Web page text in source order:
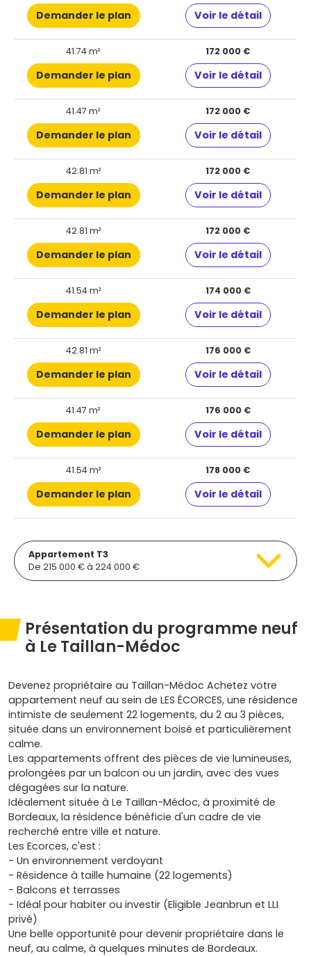
Demander le plan Voir le détail
41.74 m² 172 000 €
Demander le plan Voir le détail
41.47 m² 172 000 €
Demander le plan Voir le détail
42.81 m² 172 000 €
Demander le plan Voir le détail
42.81 m² 172 000 €
Demander le plan Voir le détail
41.54 m² 174 000 €
Demander le plan Voir le détail
42.81 m² 176 000 €
Demander le plan Voir le détail
41.47 m² 176 000 €
Demander le plan Voir le détail
41.54 m² 178 000 €
Demander le plan Voir le détail
Appartement T3
De 215 000 € à 224 000 €
Présentation du programme neuf
à Le Taillan-Médoc
Devenez propriétaire au Taillan-Médoc Achetez votre
appartement neuf au sein de LES ÉCORCES, une résidence
intimiste de seulement 22 logements, du 2 au 3 pièces,
située dans un environnement boisé et particulièrement
calme.
Les appartements offrent des pièces de vie lumineuses,
prolongées par un balcon ou un jardin, avec des vues
dégagées sur la nature.
Idéalement située à Le Taillan-Médoc, à proximité de
Bordeaux, la résidence bénéficie d'un cadre de vie
recherché entre ville et nature.
Les Ecorces, c'est :
- Un environnement verdoyant
- Résidence à taille humaine (22 logements)
- Balcons et terrasses
- Idéal pour habiter ou investir (Eligible Jeanbrun et LLI
privé)
Une belle opportunité pour devenir propriétaire dans le
neuf, au calme, à quelques minutes de Bordeaux.